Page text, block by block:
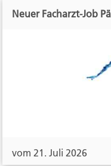
Neuer Facharzt-Job
vom 21. Juli 2026